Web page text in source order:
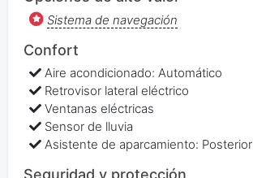
Sistema de navegación
Confort
Aire acondicionado: Automático
Retrovisor lateral eléctrico
Ventanas eléctricas
Sensor de lluvia
Asistente de aparcamiento: Posterior